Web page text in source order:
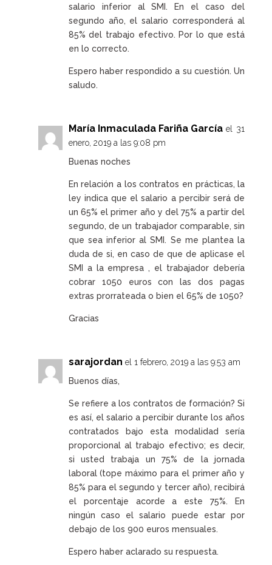
salario inferior al SMI. En el caso del
segundo año, el salario corresponderá al
85% del trabajo efectivo. Por lo que está
en lo correcto.
Espero haber respondido a su cuestión. Un
saludo.
María Inmaculada Fariña García el 31
enero, 2019 a las 9:08 pm
Buenas noches
En relación a los contratos en prácticas, la
ley indica que el salario a percibir será de
un 65% el primer año y del 75% a partir del
segundo, de un trabajador comparable, sin
que sea inferior al SMI. Se me plantea la
duda de si, en caso de que de aplicase el
SMI a la empresa , el trabajador debería
cobrar 1050 euros con las dos pagas
extras prorrateada o bien el 65% de 1050?
Gracias
sarajordan el 1 febrero, 2019 a las 9:53 am
Buenos días,
Se refiere a los contratos de formación? Si
es así, el salario a percibir durante los años
contratados bajo esta modalidad sería
proporcional al trabajo efectivo; es decir,
si usted trabaja un 75% de la jornada
laboral (tope máximo para el primer año y
85% para el segundo y tercer año), recibirá
el porcentaje acorde a este 75%. En
ningún caso el salario puede estar por
debajo de los 900 euros mensuales.
Espero haber aclarado su respuesta.